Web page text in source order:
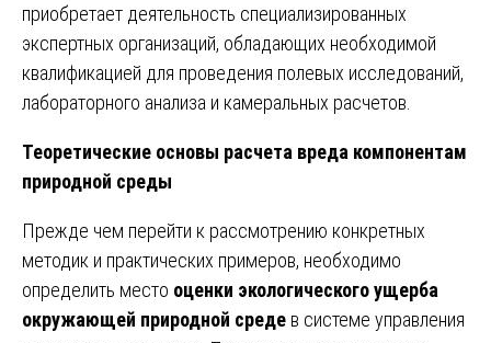
приобретает деятельность специализированных
экспертных организаций, обладающих необходимой
квалификацией для проведения полевых исследований,
лабораторного анализа и камеральных расчетов.
Теоретические основы расчета вреда компонентам
природной среды
Прежде чем перейти к рассмотрению конкретных
методик и практических примеров, необходимо
определить место оценки экологического ущерба
окружающей природной среде в системе управления